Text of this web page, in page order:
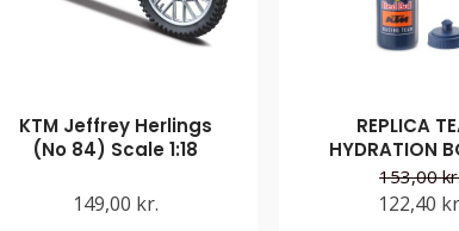
KTM Jeffrey Herlings
(No 84) Scale 1:18
149,00 kr.
REPLICA
HYDRATION
153,00
122,40